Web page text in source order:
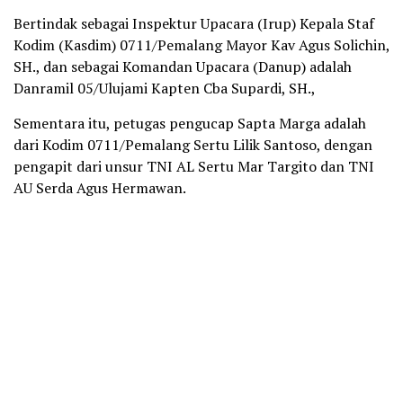
Bertindak sebagai Inspektur Upacara (Irup) Kepala Staf
Kodim (Kasdim) 0711/Pemalang Mayor Kav Agus Solichin,
SH., dan sebagai Komandan Upacara (Danup) adalah
Danramil 05/Ulujami Kapten Cba Supardi, SH.,
Sementara itu, petugas pengucap Sapta Marga adalah
dari Kodim 0711/Pemalang Sertu Lilik Santoso, dengan
pengapit dari unsur TNI AL Sertu Mar Targito dan TNI
AU Serda Agus Hermawan.